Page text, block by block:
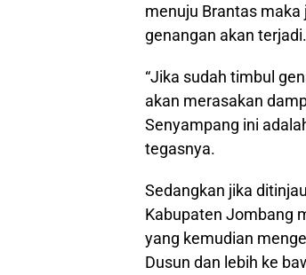
menuju Brantas
genangan akan
“Jika sudah timbul
akan merasakan
Senyampang ini
tegasnya.
Sedangkan jika
Kabupaten Jombang
yang kemudian
Dusun dan lebih ke